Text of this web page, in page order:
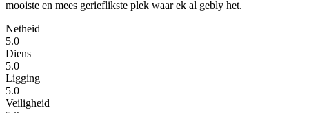
mooiste en mees gerieflikste plek waar ek al gebly het.
Netheid
5.0
Diens
5.0
Ligging
5.0
Veiligheid